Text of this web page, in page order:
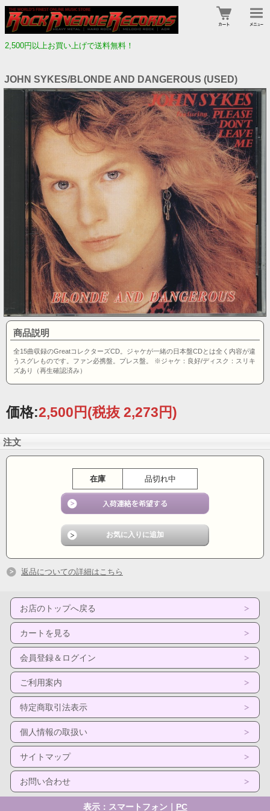
2,500円以上お買い上げで送料無料！
JOHN SYKES/BLONDE AND DANGEROUS (USED)
商品説明
全15曲収録のGreatコレクターズCD。ジャケが一緒の日本盤CDとは全く内容が違
うスグレものです。ファン必携盤。プレス盤。 ※ジャケ：良好/ディスク：スリキ
ズあり（再生確認済み）
価格:2,500円(税抜 2,273円)
注文
在庫 品切れ中
返品についての詳細はこちら
お店のトップへ戻る
カートを見る
会員登録＆ログイン
ご利用案内
特定商取引法表示
個人情報の取扱い
サイトマップ
お問い合わせ
表示：スマートフォン｜ PC